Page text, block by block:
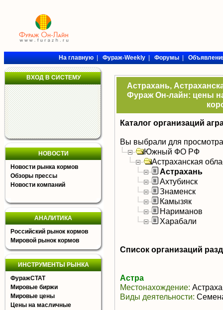
На главную|Фураж-Weekly|Форумы|
ВХОД В СИСТЕМУ
НОВОСТИ
Новости рынка кормов
Обзоры прессы
Новости компаний
АНАЛИТИКА
Российский рынок кормов
Мировой рынок кормов
ИНСТРУМЕНТЫ РЫНКА
ФуражСТАТ
Мировые биржи
Мировые цены
Цены на масличные
Астрахань,
Фураж Он-лайн: цены
Каталог организаций
Вы выбрали для
Южный ФО РФ
Астраханская
Астрахань
Ахтубинск
Знаменск
Камызяк
Нариманов
Харабали
Список организаций
Астра
Местонахождение:
Виды деятельности: